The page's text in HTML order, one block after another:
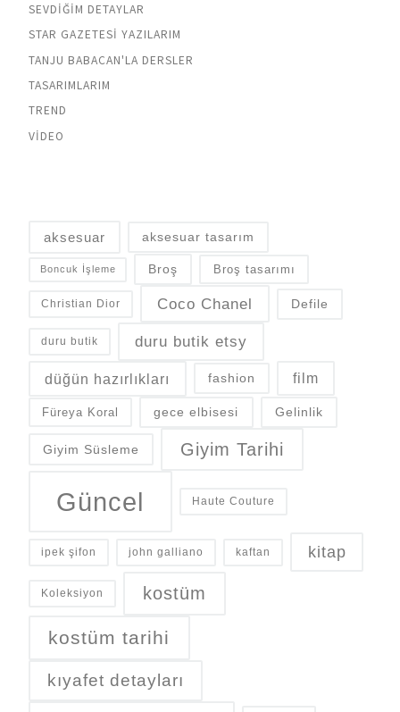
SEVDIĞIM DETAYLAR
STAR GAZETESI YAZILARIM
TANJU BABACAN'LA DERSLER
TASARIMLARIM
TREND
VIDEO
aksesuar aksesuar tasarım
Boncuk İşleme Broş Broş tasarımı
Christian Dior Coco Chanel Defile
duru butik duru butik etsy
düğün hazırlıkları fashion film
Füreya Koral gece elbisesi Gelinlik
Giyim Süsleme Giyim Tarihi
Güncel Haute Couture
ipek şifon john galliano kaftan kitap
Koleksiyon kostüm
kostüm tarihi
kıyafet detayları